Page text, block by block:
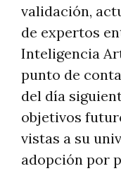
validación,
de expertos
Inteligencia
punto de
del día
objetivos
vistas a su
adopción por